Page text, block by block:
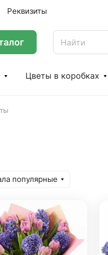
Реквизиты
Цветы в коробках
популярные